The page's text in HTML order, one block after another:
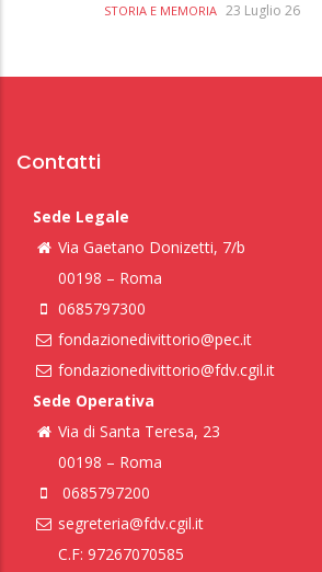
STORIA E MEMORIA 23 Luglio 26
Contatti
Sede Legale
Via Gaetano Donizetti, 7/b
00198 – Roma
0685797300
fondazionedivittorio@pec.it
fondazionedivittorio@fdv.cgil.it
Sede Operativa
Via di Santa Teresa, 23
00198 – Roma
0685797200
segreteria@fdv.cgil.it
C.F: 97267070585